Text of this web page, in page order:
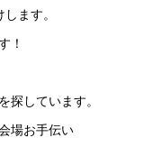
ます。
！
しています。
場お手伝い